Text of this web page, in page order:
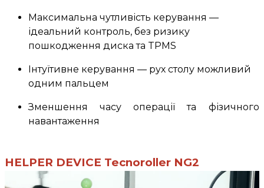
Максимальна чутливість керування —
ідеальний контроль, без ризику
пошкодження диска та TPMS
Інтуїтивне керування — рух столу можливий
одним пальцем
Зменшення часу операції та фізичного
навантаження
HELPER DEVICE Tecnoroller NG2